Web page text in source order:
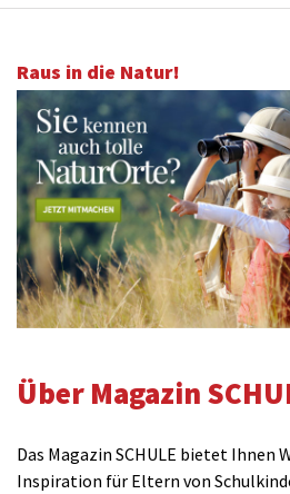
Raus in die Natur!
Über Magazin
Das Magazin SCHULE bietet Ihnen
Inspiration für Eltern von